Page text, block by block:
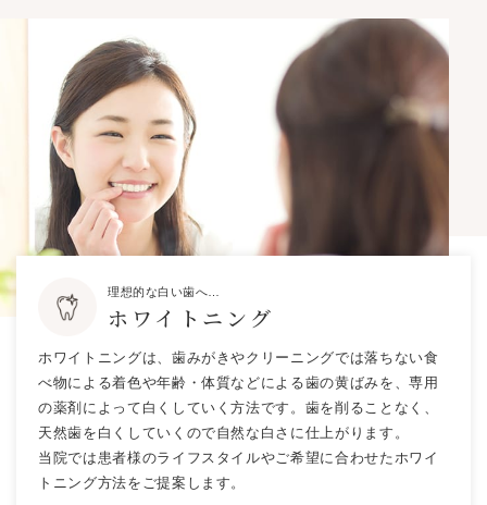
理想的な白い歯へ…
ホワイトニング
ホワイトニングは、歯みがきやクリーニングでは落ちない食
べ物による着色や年齢・体質などによる歯の黄ばみを、専用
の薬剤によって白くしていく方法です。歯を削ることなく、
天然歯を白くしていくので自然な白さに仕上がります。
当院では患者様のライフスタイルやご希望に合わせたホワイ
トニング方法をご提案します。